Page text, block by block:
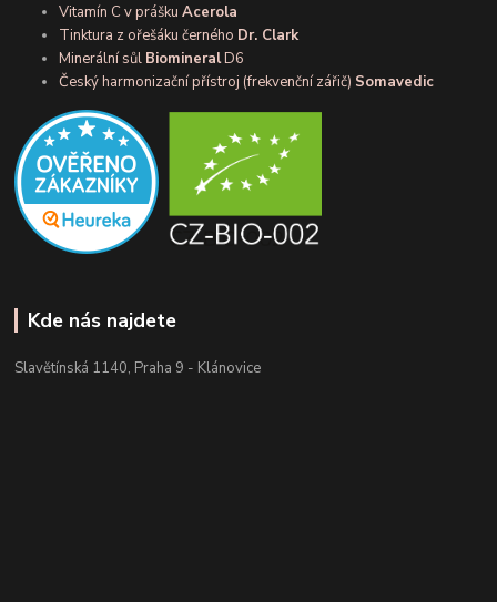
Vitamín C v práškuAcerola
Tinktura z ořešáku černého Dr. Clark
Minerální sůl BiomineralD6
Český harmonizační přístroj (frekvenční zářič) Somavedic
Kde nás najdete
Slavětínská 1140, Praha 9 - Klánovice